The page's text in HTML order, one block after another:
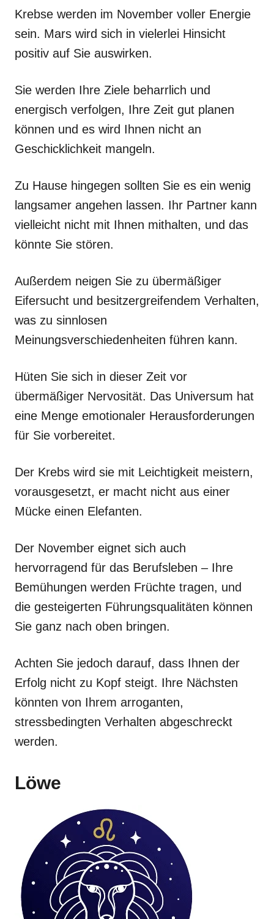
Krebse werden im November voller Energie
sein. Mars wird sich in vielerlei Hinsicht
positiv auf Sie auswirken.
Sie werden Ihre Ziele beharrlich und
energisch verfolgen, Ihre Zeit gut planen
können und es wird Ihnen nicht an
Geschicklichkeit mangeln.
Zu Hause hingegen sollten Sie es ein wenig
langsamer angehen lassen. Ihr Partner kann
vielleicht nicht mit Ihnen mithalten, und das
könnte Sie stören.
Außerdem neigen Sie zu übermäßiger
Eifersucht und besitzergreifendem Verhalten,
was zu sinnlosen
Meinungsverschiedenheiten führen kann.
Hüten Sie sich in dieser Zeit vor
übermäßiger Nervosität. Das Universum hat
eine Menge emotionaler Herausforderungen
für Sie vorbereitet.
Der Krebs wird sie mit Leichtigkeit meistern,
vorausgesetzt, er macht nicht aus einer
Mücke einen Elefanten.
Der November eignet sich auch
hervorragend für das Berufsleben – Ihre
Bemühungen werden Früchte tragen, und
die gesteigerten Führungsqualitäten können
Sie ganz nach oben bringen.
Achten Sie jedoch darauf, dass Ihnen der
Erfolg nicht zu Kopf steigt. Ihre Nächsten
könnten von Ihrem arroganten,
stressbedingten Verhalten abgeschreckt
werden.
Löwe